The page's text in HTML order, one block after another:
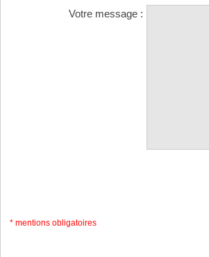
Votre message :
* mentions obligatoires